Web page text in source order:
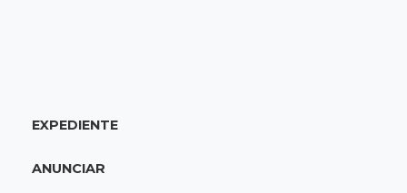
19:47Festival do Sobá
prometer apoio para revitalização
EXPEDIENTE
ANUNCIAR